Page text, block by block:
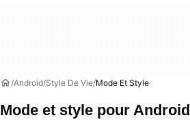
Android Style De Vie Mode Et Style
Mode et style pour Android